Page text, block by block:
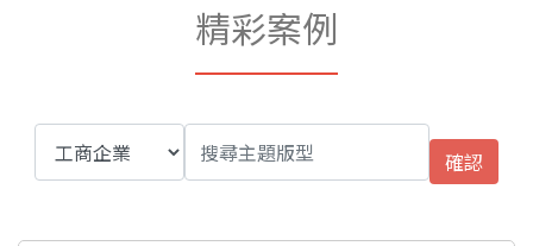
精彩案例
確認